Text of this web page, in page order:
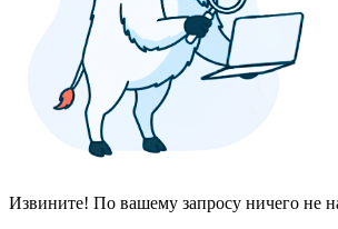
Извините! По вашему запросу ничего не